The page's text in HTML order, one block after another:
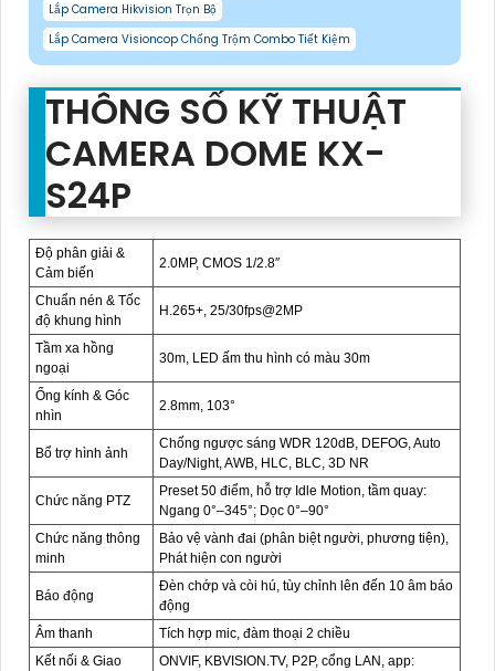
Lắp Camera Hikvision Trọn Bộ
Lắp Camera Visioncop Chống Trộm Combo Tiết Kiệm
THÔNG SỐ KỸ THUẬT
CAMERA DOME KX-
S24P
Độ phân giải &
Cảm biến
2.0MP, CMOS 1/2.8″
Chuẩn nén & Tốc
độ khung hình
H.265+, 25/30fps@2MP
Tầm xa hồng
ngoại
30m, LED ấm thu hình có màu 30m
Ống kính & Góc
nhìn
2.8mm, 103°
Bổ trợ hình ảnh
Chống ngược sáng WDR 120dB, DEFOG, Auto
Day/Night, AWB, HLC, BLC, 3D NR
Chức năng PTZ
Preset 50 điểm, hỗ trợ Idle Motion, tầm quay:
Ngang 0°–345°; Dọc 0°–90°
Chức năng thông
minh
Bảo vệ vành đai (phân biệt người, phương tiện),
Phát hiện con người
Báo động
Đèn chớp và còi hú, tùy chỉnh lên đến 10 âm báo
động
Âm thanh
Tích hợp mic, đàm thoại 2 chiều
Kết nối & Giao
ONVIF, KBVISION.TV, P2P, cổng LAN, app: